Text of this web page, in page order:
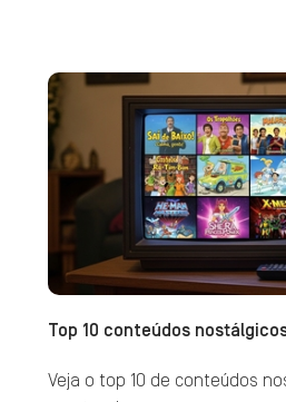
Top 10 conteúdos
Veja o top 10 de conteúdos